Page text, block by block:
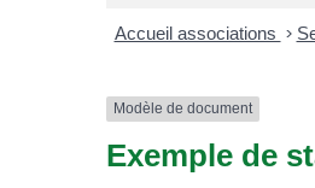
Accueil associations >
Modèle de document
Exemple de